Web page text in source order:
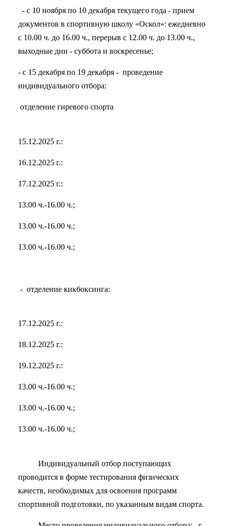
- с 10 ноября по 10 декабря текущего года - прием
документов в спортивную школу «Оскол»: ежедневно
с 10.00 ч. до 16.00 ч., перерыв с 12.00 ч. до 13.00 ч.,
выходные дни - суббота и воскресенье;
- с 15 декабря по 19 декабря - проведение
индивидуального отбора:
отделение гиревого спорта
15.12.2025 г.:
16.12.2025 г.:
17.12.2025 г.:
13.00 ч.-16.00 ч.;
13.00 ч.-16.00 ч.;
13.00 ч.-16.00 ч.;
- отделение кикбоксинга:
17.12.2025 г.:
18.12.2025 г.:
19.12.2025 г.:
13.00 ч.-16.00 ч.;
13.00 ч.-16.00 ч.;
13.00 ч.-16.00 ч.;
Индивидуальный отбор поступающих
проводится в форме тестирования физических
качеств, необходимых для освоения программ
спортивной подготовки, по указанным видам спорта.